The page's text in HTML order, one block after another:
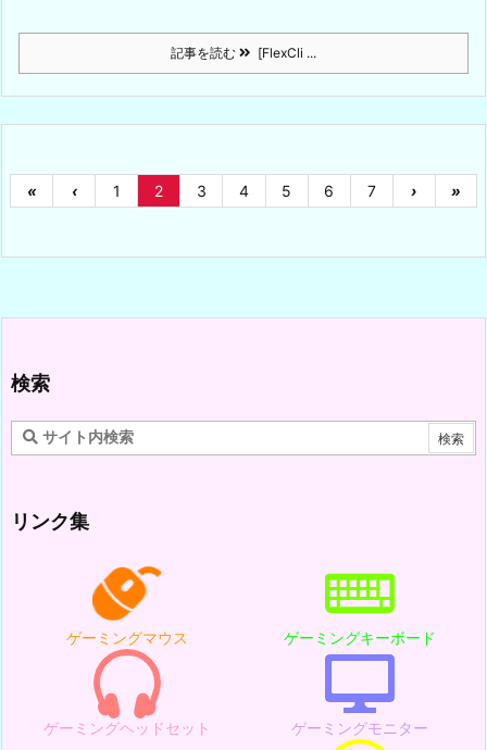
記事を読む [FlexCli ...
« ‹ 1 2 3 4 5 6 7 › »
検索
リンク集
ゲーミングマウス ゲーミングキーボード
ゲーミングヘッドセット ゲーミングモニター